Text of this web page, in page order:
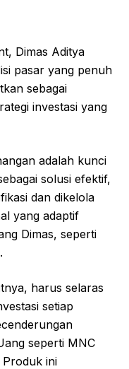
Dimas Aditya
pasar yang penuh
sebagai
investasi yang
adalah kunci
solusi efektif,
dan dikelola
yang adaptif
Dimas, seperti
.
harus selaras
setiap
seperti MNC
Produk ini